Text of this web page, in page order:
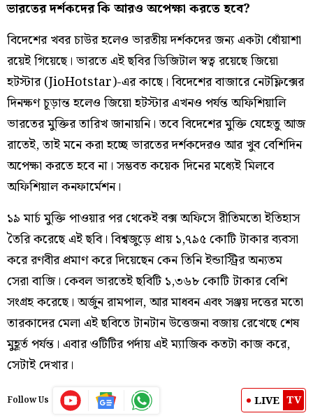
ভারতের দর্শকদের কি আরও অপেক্ষা করতে হবে?
বিদেশের খবর চাউর হলেও ভারতীয় দর্শকদের জন্য একটা ধোঁয়াশা
রয়েই গিয়েছে। ভারতে এই ছবির ডিজিটাল স্বত্ব রয়েছে জিয়ো
হটস্টার (JioHotstar)-এর কাছে। বিদেশের বাজারে নেটফ্লিক্সের
দিনক্ষণ চূড়ান্ত হলেও জিয়ো হটস্টার এখনও পর্যন্ত অফিশিয়ালি
ভারতের মুক্তির তারিখ জানায়নি। তবে বিদেশের মুক্তি যেহেতু আজ
রাতেই, তাই মনে করা হচ্ছে ভারতের দর্শকদেরও আর খুব বেশিদিন
অপেক্ষা করতে হবে না। সম্ভবত কয়েক দিনের মধ্যেই মিলবে
অফিশিয়াল কনফার্মেশন।
১৯ মার্চ মুক্তি পাওয়ার পর থেকেই বক্স অফিসে রীতিমতো ইতিহাস
তৈরি করেছে এই ছবি। বিশ্বজুড়ে প্রায় ১,৭৯৫ কোটি টাকার ব্যবসা
করে রণবীর প্রমাণ করে দিয়েছেন কেন তিনি ইন্ডাস্ট্রির অন্যতম
সেরা বাজি। কেবল ভারতেই ছবিটি ১,৩৬৮ কোটি টাকার বেশি
সংগ্রহ করেছে। অর্জুন রামপাল, আর মাধবন এবং সঞ্জয় দত্তের মতো
তারকাদের মেলা এই ছবিতে টানটান উত্তেজনা বজায় রেখেছে শেষ
মুহূর্ত পর্যন্ত। এবার ওটিটির পর্দায় এই ম্যাজিক কতটা কাজ করে,
সেটাই দেখার।
Follow Us LIVE TV